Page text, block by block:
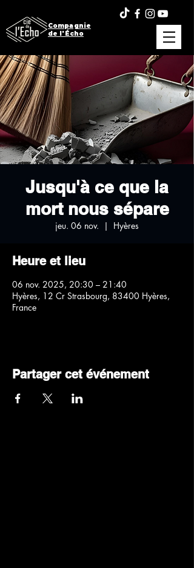
Compagnie
de l'Écho
Jusqu'à ce que la
mort nous sépare
jeu. 06 nov.
  |
Hyères
Heure et lieu
06 nov. 2025, 20:30 – 21:40
Hyères, 12 Cr Strasbourg, 83400 Hyères,
France
Partager cet événement